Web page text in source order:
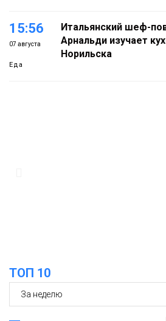
15:56
07 августа
Еда
Итальянский шеф-
Арнальди изучает
Норильска
Новости
ТОП 10